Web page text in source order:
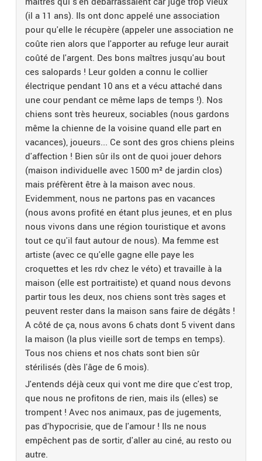
(il a 11 ans). Ils ont donc appelé une association
pour qu'elle le récupère (appeler une association ne
coûte rien alors que l'apporter au refuge leur aurait
coûté de l'argent. Des bons maîtres jusqu'au bout
ces salopards ! Leur golden a connu le collier
électrique pendant 10 ans et a vécu attaché dans
une cour pendant ce même laps de temps !). Nos
chiens sont très heureux, sociables (nous gardons
même la chienne de la voisine quand elle part en
vacances), joueurs... Ce sont des gros chiens pleins
d'affection ! Bien sûr ils ont de quoi jouer dehors
(maison individuelle avec 1500 m² de jardin clos)
mais préfèrent être à la maison avec nous.
Evidemment, nous ne partons pas en vacances
(nous avons profité en étant plus jeunes, et en plus
nous vivons dans une région touristique et avons
tout ce qu'il faut autour de nous). Ma femme est
artiste (avec ce qu'elle gagne elle paye les
croquettes et les rdv chez le véto) et travaille à la
maison (elle est portraitiste) et quand nous devons
partir tous les deux, nos chiens sont très sages et
peuvent rester dans la maison sans faire de dégâts !
A côté de ça, nous avons 6 chats dont 5 vivent dans
la maison (la plus vieille sort de temps en temps).
Tous nos chiens et nos chats sont bien sûr
stérilisés (dès l'âge de 6 mois).
J'entends déjà ceux qui vont me dire que c'est trop,
que nous ne profitons de rien, mais ils (elles) se
trompent ! Avec nos animaux, pas de jugements,
pas d'hypocrisie, que de l'amour ! Ils ne nous
empêchent pas de sortir, d'aller au ciné, au resto ou
autre.